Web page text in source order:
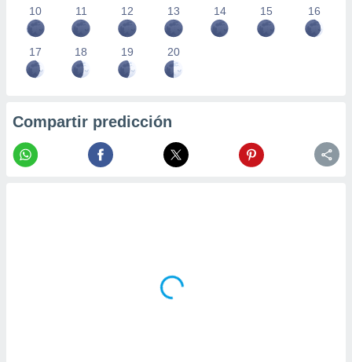
10 11 12 13 14 15 16
17 18 19 20
Compartir predicción